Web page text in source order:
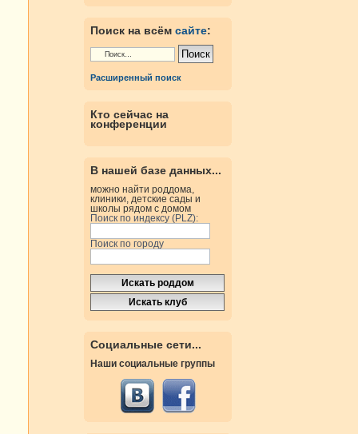
Поиск на всём сайте:
Расширенный поиск
Кто сейчас на
конференции
В нашей базе данных...
можно найти роддома,
клиники, детские сады и
школы рядом с домом
Поиск по индексу (PLZ):
Поиск по городу
Социальные сети...
Наши социальные группы